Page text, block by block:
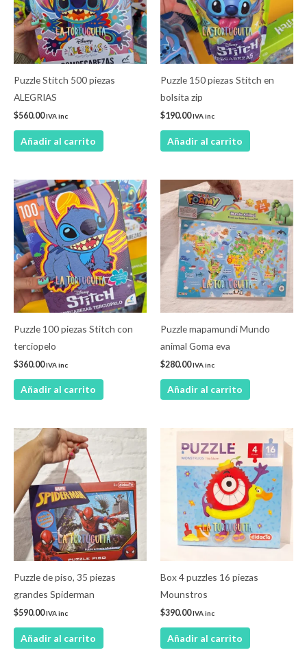
Puzzle Stitch 500 piezas
ALEGRIAS
$560.00IVA inc
Añadir al carrito
Puzzle 150 piezas Stitch en
bolsita zip
$190.00IVA inc
Añadir al carrito
Puzzle 100 piezas Stitch con
terciopelo
$360.00IVA inc
Añadir al carrito
Puzzle mapamundi Mundo
animal Goma eva
$280.00IVA inc
Añadir al carrito
Puzzle de piso, 35 piezas
grandes Spiderman
$590.00IVA inc
Añadir al carrito
Box 4 puzzles 16 piezas
Mounstros
$390.00IVA inc
Añadir al carrito